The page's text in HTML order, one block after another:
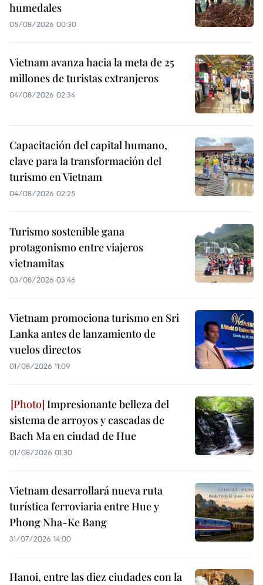
humedales
05/08/2026 00:30
Vietnam avanza hacia la meta de 25
millones de turistas extranjeros
04/08/2026 02:34
Capacitación del capital humano,
clave para la transformación del
turismo en Vietnam
04/08/2026 02:25
Turismo sostenible gana
protagonismo entre viajeros
vietnamitas
03/08/2026 03:46
Vietnam promociona turismo en Sri
Lanka antes de lanzamiento de
vuelos directos
01/08/2026 11:09
Impresionante belleza del
sistema de arroyos y cascadas de
Bach Ma en ciudad de Hue
01/08/2026 01:30
Vietnam desarrollará nueva ruta
turística ferroviaria entre Hue y
Phong Nha-Ke Bang
31/07/2026 14:00
Hanoi, entre las diez ciudades con la